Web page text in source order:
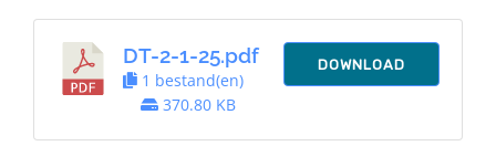
Over Dth
Contact
DT-2-1-25.pdf
1 bestand(en)
370.80 KB
DOWNLOAD